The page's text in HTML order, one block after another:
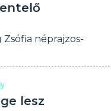
néprajzos-
lesz